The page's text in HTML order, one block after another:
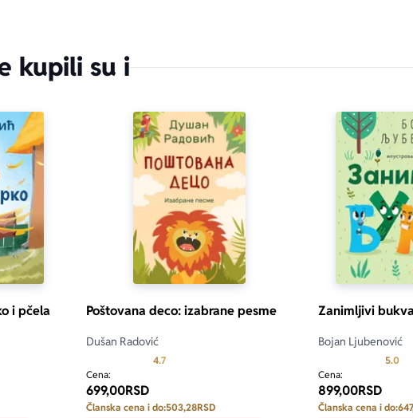
kupili su i
levo
i pčela
Poštovana deco: izabrane pesme
Dušan Radović
4.7Prosecna ocena je 4.7 od 5
Cena:
699,00RSD
Članska cena i do:503,28RSD
Zanimljivi
Bojan Ljubenović
5.0
Cena:
899,00RSD
Članska cena i do: